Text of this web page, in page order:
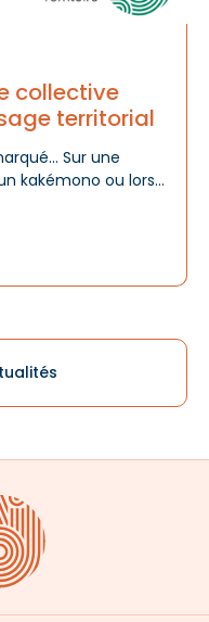
collective
territorial
Sur une
kakémono ou lors
pas un hasard.